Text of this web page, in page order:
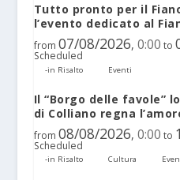
Tutto pronto per il
l’evento dedicato al
from 07/08/2026, 0:00 to
Scheduled
-in Risalto Eventi
Il “Borgo delle favole”
di Colliano regna
from 08/08/2026, 0:00 to
Scheduled
-in Risalto Cultura